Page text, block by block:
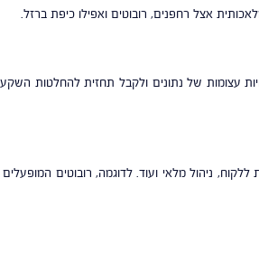
אצל רחפנים, רובוטים ואפילו כיפת ברזל.
עצומות של נתונים ולקבל תחזית להחלטות
ניהול מלאי ועוד. לדוגמה, רובוטים המופעלים